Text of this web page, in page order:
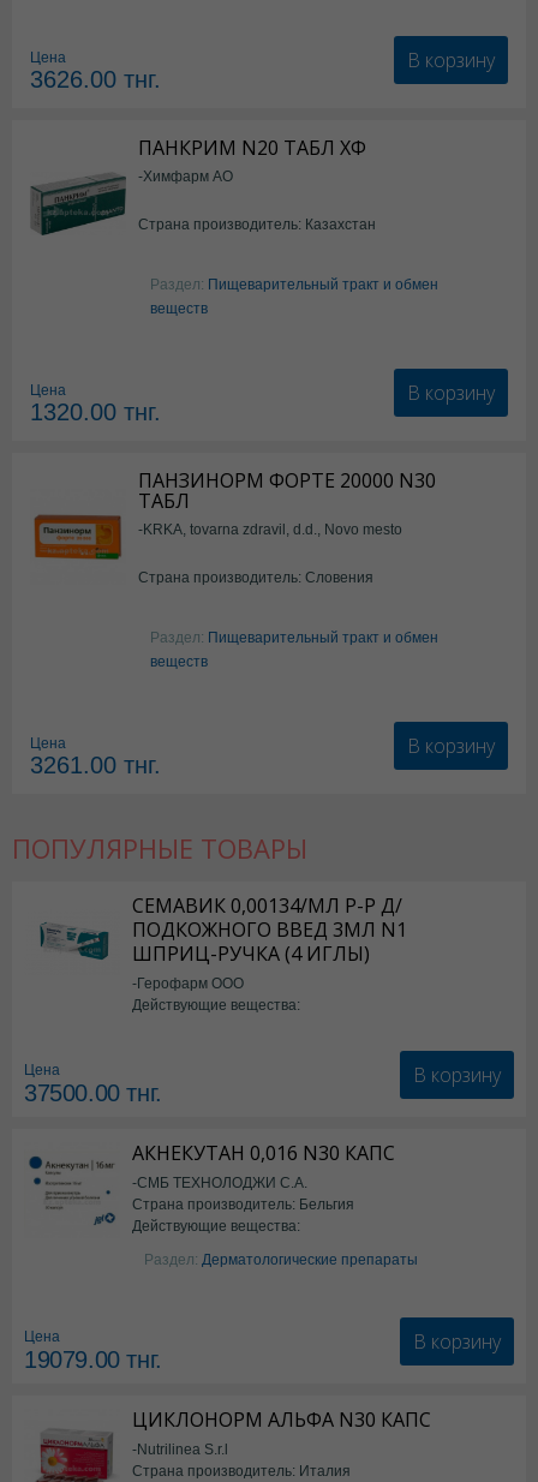
Цена
3626.00 тнг.
В корзину
ПАНКРИМ N20 ТАБЛ ХФ
-Химфарм АО
Страна производитель: Казахстан
Раздел: Пищеварительный тракт и обмен
веществ
Цена
1320.00 тнг.
В корзину
ПАНЗИНОРМ ФОРТЕ 20000 N30
ТАБЛ
-KRKA, tovarna zdravil, d.d., Novo mesto
Страна производитель: Словения
Раздел: Пищеварительный тракт и обмен
веществ
Цена
3261.00 тнг.
В корзину
ПОПУЛЯРНЫЕ ТОВАРЫ
СЕМАВИК 0,00134/МЛ Р-Р Д/
ПОДКОЖНОГО ВВЕД 3МЛ N1
ШПРИЦ-РУЧКА (4 ИГЛЫ)
-Герофарм ООО
Действующие вещества:
Цена
37500.00тнг.
В корзину
АКНЕКУТАН 0,016 N30 КАПС
-СМБ ТЕХНОЛОДЖИ С.А.
Страна производитель: Бельгия
Действующие вещества:
Изотретиноин
Раздел: Дерматологические препараты
Цена
19079.00тнг.
В корзину
ЦИКЛОНОРМ АЛЬФА N30 КАПС
-Nutrilinea S.r.l
Страна производитель: Италия